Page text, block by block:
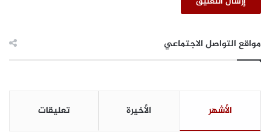
مواقع التواصل الاجتماعي
الأشهر الأخيرة تعليقات